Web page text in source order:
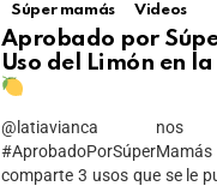
Súper mamás
Videos
Aprobado por
Uso del Limón en
@latiavianca
comparte 3 usos que se le